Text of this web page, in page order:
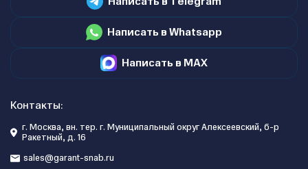
Написать в Whatsapp
Написать в MAX
Контакты:
г. Москва, вн. тер. г. Муниципальный округ Алексеевский, б-р
Ракетный, д. 16
sales@garant-snab.ru